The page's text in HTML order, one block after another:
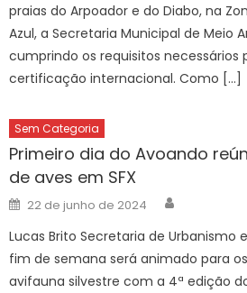
praias do Arpoador e do Diabo, na
Azul, a Secretaria Municipal de Meio
cumprindo os requisitos necessários
certificação internacional. Como […]
Sem Categoria
Primeiro dia do Avoando
de aves em SFX
Posted
on
22 de junho de 2024
Lucas Brito Secretaria de Urbanismo
fim de semana será animado para
avifauna silvestre com a 4ª edição